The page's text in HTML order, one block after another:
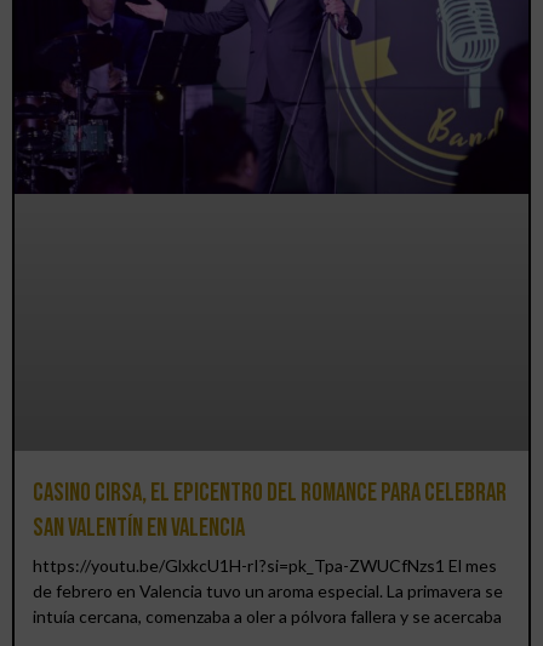
Casino CIRSA, el epicentro del romance para celebrar
San Valentín en Valencia
https://youtu.be/GlxkcU1H-rI?si=pk_Tpa-ZWUCfNzs1 El mes
de febrero en Valencia tuvo un aroma especial. La primavera se
intuía cercana, comenzaba a oler a pólvora fallera y se acercaba